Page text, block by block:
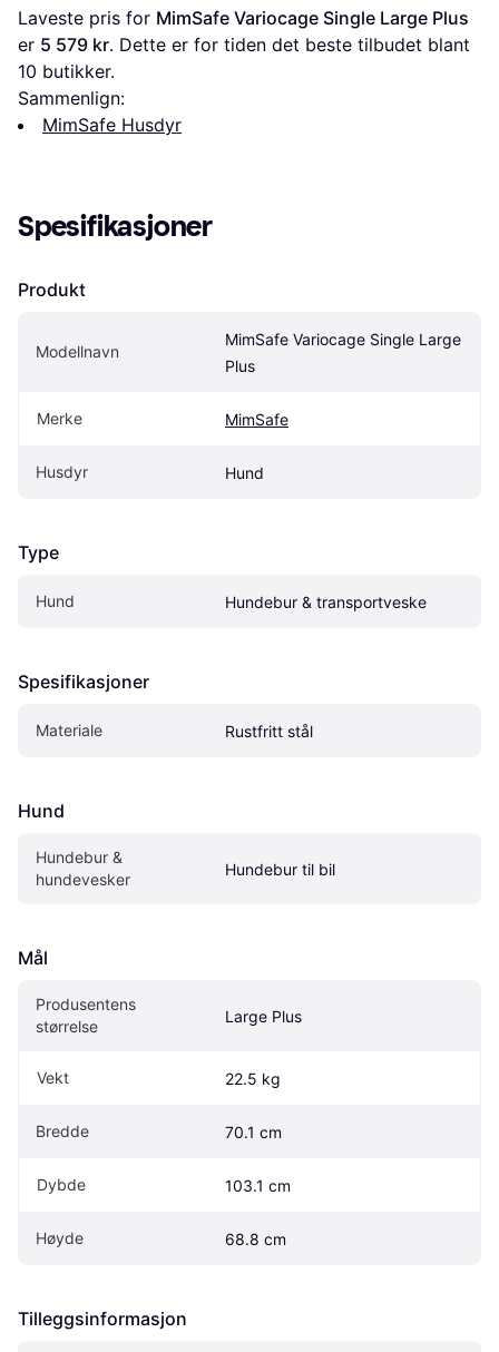
Laveste pris for MimSafe Variocage Single Large Plus
er 5 579 kr
10 butikker.
Sammenlign:
MimSafe Husdyr
Spesifikasjoner
Produkt
Modellnavn
MimSafe Variocage Single Large
Plus
Merke MimSafe
Husdyr Hund
Type
Hund Hundebur & transportveske
Spesifikasjoner
Materiale Rustfritt stål
Hund
Hundebur &
hundevesker
Hundebur til bil
Mål
Produsentens
størrelse
Large Plus
Vekt 22.5 kg
Bredde 70.1 cm
Dybde 103.1 cm
Høyde 68.8 cm
Tilleggsinformasjon